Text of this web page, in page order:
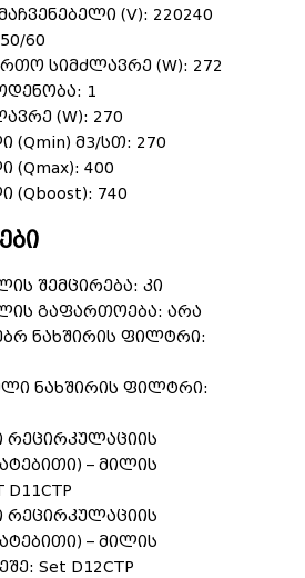
(V): 220240
60
სიმძლავრე (W): 272
1
(W): 270
(Qmin) მ3/სთ: 270
(Qmax): 400
(Qboost): 740
შემცირება: კი
გაფართოება: არა
ნახშირის ფილტრი:
ნახშირის ფილტრი:
რეცირკულაციის
– მილის
რეცირკულაციის
– მილის
Set D12CTP